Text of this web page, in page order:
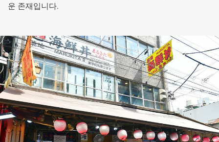
운 존재입니다.